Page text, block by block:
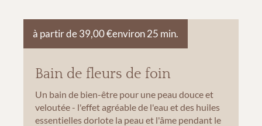
Bain de fleurs de foin
à partir de 39,00 €environ 25 min.
Un bain de bien-être pour une peau douce et
veloutée - l'effet agréable de l'eau et des huiles
essentielles dorlote la peau et l'âme pendant le